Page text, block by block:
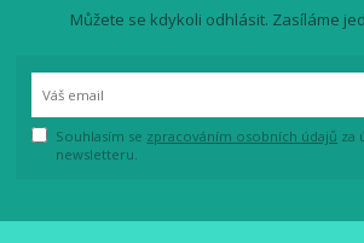
Můžete se kdykoli odhlásit. Zasíláme
Souhlasím se zpracováním osobních údajů za
newsletteru.